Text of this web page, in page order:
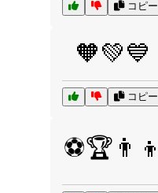
コピー
🧡💚💙
コピー
⚽🏆👨‍👦